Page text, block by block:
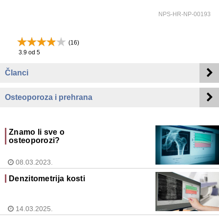
NPS-HR-NP-00193
(16)
3.9 od 5
Članci
Osteoporoza i prehrana
Znamo li sve o
osteoporozi?
08.03.2023.
Denzitometrija kosti
14.03.2025.